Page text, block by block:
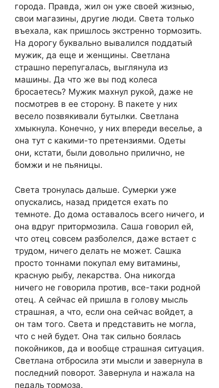
города. Правда, жил он уже своей жизнью,
свои магазины, другие люди. Света только
въехала, как пришлось экстренно тормозить.
На дорогу буквально вывалился поддатый
мужик, да еще и женщины. Светлана
страшно перепугалась, выглянула из
машины. Да что же вы под колеса
бросаетесь? Мужик махнул рукой, даже не
посмотрев в ее сторону. В пакете у них
весело позвякивали бутылки. Светлана
хмыкнула. Конечно, у них впереди веселье, а
она тут с какими-то претензиями. Одеты
они, кстати, были довольно прилично, не
бомжи и не пьяницы.
Света тронулась дальше. Сумерки уже
опускались, назад придется ехать по
темноте. До дома оставалось всего ничего, и
она вдруг притормозила. Саша говорил ей,
что отец совсем разболелся, даже встает с
трудом, ничего делать не может. Сашка
просто тоннами покупал ему витамины,
красную рыбу, лекарства. Она никогда
ничего не говорила против, все-таки родной
отец. А сейчас ей пришла в голову мысль
страшная, а что, если она сейчас войдет, а
он там того. Света и представить не могла,
что с ней будет. Она так сильно боялась
покойников, да и вообще страшная ситуация.
Светлана отбросила эти мысли и завернула в
последний поворот. Завернула и нажала на
педаль тормоза.